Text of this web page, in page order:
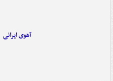
آهوی ایرانی